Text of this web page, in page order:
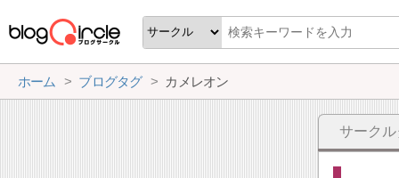
ホーム ブログタグ カメレオン
サーク